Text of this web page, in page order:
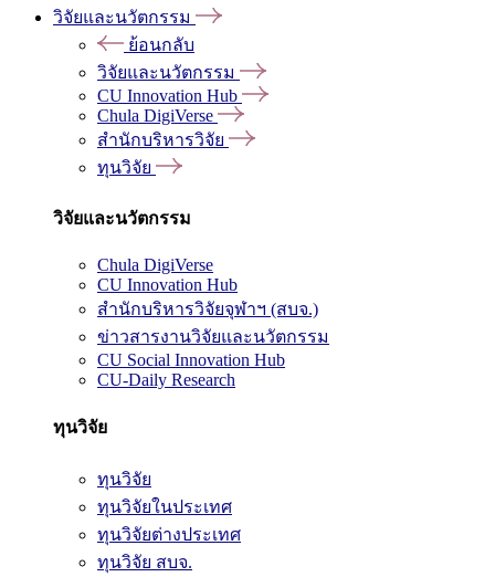
วิจัยและนวัตกรรม
ย้อนกลับ
วิจัยและนวัตกรรม
CU Innovation Hub
Chula DigiVerse
สำนักบริหารวิจัย
ทุนวิจัย
วิจัยและนวัตกรรม
Chula DigiVerse
CU Innovation Hub
สำนักบริหารวิจัยจุฬาฯ (สบจ.)
ข่าวสารงานวิจัยและนวัตกรรม
CU Social Innovation Hub
CU-Daily Research
ทุนวิจัย
ทุนวิจัย
ทุนวิจัยในประเทศ
ทุนวิจัยต่างประเทศ
ทุนวิจัย สบจ.